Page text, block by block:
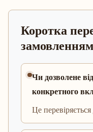
Коротка
замовленням
Чи дозволене
конкретного
Це